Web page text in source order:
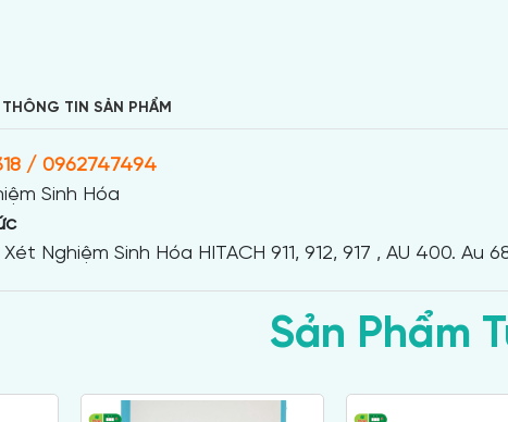
THÔNG TIN SẢN PHẨM
/ 0962747494
Sinh Hóa
Nghiệm Sinh Hóa HITACH 911, 912, 917 , AU 400. Au
Sản Phẩm